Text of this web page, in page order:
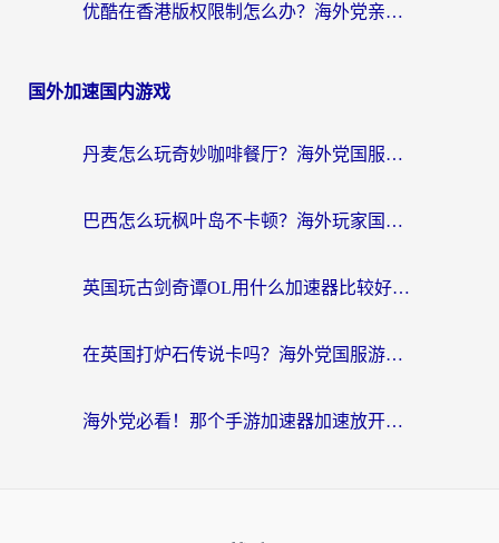
优酷在香港版权限制怎么办？海外党亲测有效的追剧加速方案
国外加速国内游戏
丹麦怎么玩奇妙咖啡餐厅？海外党国服游戏加速全攻略（附灌篮高手元气骑士实测）
巴西怎么玩枫叶岛不卡顿？海外玩家国服游戏加速器终极指南（含战双野兽领主提速秘籍）
英国玩古剑奇谭OL用什么加速器比较好？留学生亲测有效的国服游戏加速指南
在英国打炉石传说卡吗？海外党国服游戏不卡顿的终极指南
海外党必看！那个手游加速器加速放开那三国3最好？一篇解决国服游戏卡顿难题